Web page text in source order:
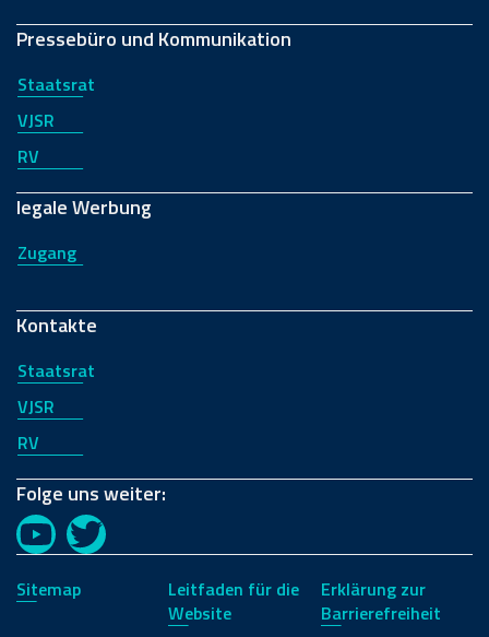
Pressebüro und Kommunikation
Staatsrat
VJSR
RV
legale Werbung
Zugang
Kontakte
Staatsrat
VJSR
RV
Folge uns weiter:
YouTubeTwitter
Sitemap
Leitfaden für die
Website
Erklärung zur
Barrierefreiheit